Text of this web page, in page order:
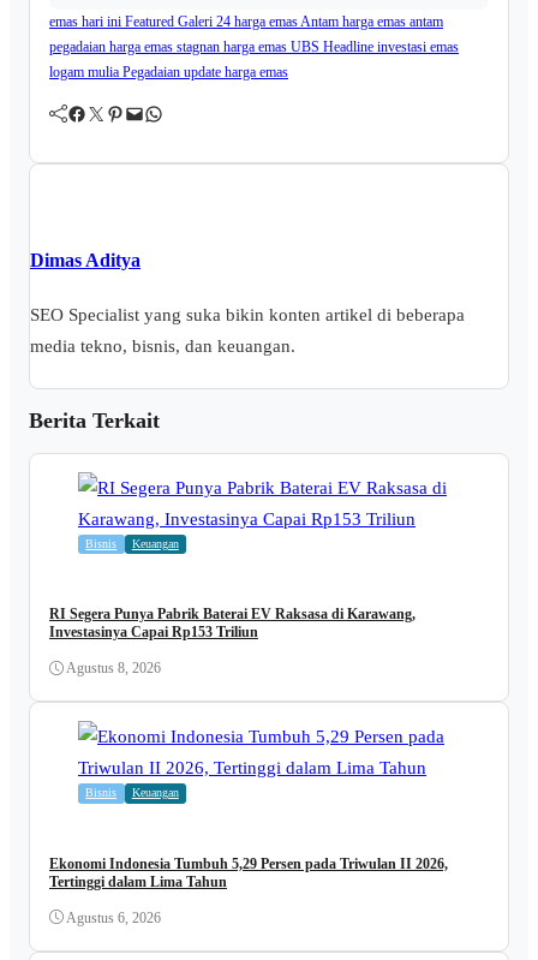
emas hari ini Featured Galeri 24 harga emas Antam harga emas antam
pegadaian harga emas stagnan harga emas UBS Headline investasi emas
logam mulia Pegadaian update harga emas
Facebook Twitter Pinterest Mail WhatsApp
Dimas Aditya
SEO Specialist yang suka bikin konten artikel di beberapa
media tekno, bisnis, dan keuangan.
Berita Terkait
Bisnis Keuangan
RI Segera Punya Pabrik Baterai EV Raksasa di Karawang,
Investasinya Capai Rp153 Triliun
Agustus 8, 2026
Bisnis Keuangan
Ekonomi Indonesia Tumbuh 5,29 Persen pada Triwulan II 2026,
Tertinggi dalam Lima Tahun
Agustus 6, 2026